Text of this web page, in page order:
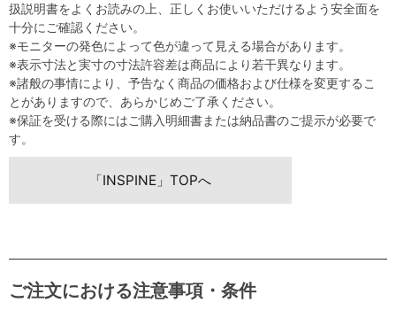
扱説明書をよくお読みの上、正しくお使いいただけるよう安全面を
十分にご確認ください。
※モニターの発色によって色が違って見える場合があります。
※表示寸法と実寸の寸法許容差は商品により若干異なります。
※諸般の事情により、予告なく商品の価格および仕様を変更するこ
とがありますので、あらかじめご了承ください。
※保証を受ける際にはご購入明細書または納品書のご提示が必要で
す。
「INSPINE」TOPへ
ご注文における注意事項・条件